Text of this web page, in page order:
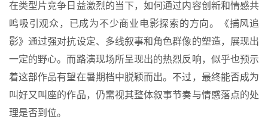
在类型片竞争日益激烈的当下，如何通过内容创新和情感共
鸣吸引观众，已成为不少商业电影探索的方向。《捕风追
影》通过强对抗设定、多线叙事和角色群像的塑造，展现出
一定的野心。而路演现场所呈现出的热烈反响，似乎也预示
着这部作品有望在暑期档中脱颖而出。不过，最终能否成为
叫好又叫座的作品，仍需视其整体叙事节奏与情感落点的处
理是否到位。